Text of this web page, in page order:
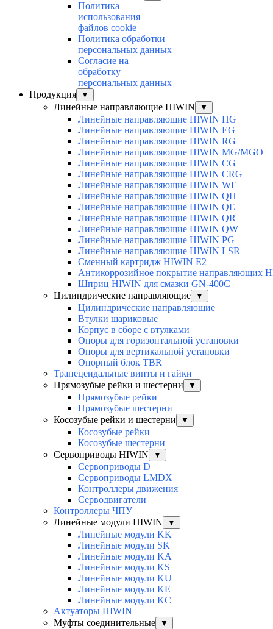
Политика
использования
файлов cookie
Политика обработки
персональных данных
Согласие на
обработку
персональных данных
Продукция
▼
Линейные направляющие HIWIN ▼
Линейные направляющие HIWIN HG
Линейные направляющие HIWIN EG
Линейные направляющие HIWIN RG
Линейные направляющие HIWIN MG/MGO
Линейные направляющие HIWIN CG
Линейные направляющие HIWIN CRG
Линейные направляющие HIWIN WE
Линейные направляющие HIWIN QH
Линейные направляющие HIWIN QE
Линейные направляющие HIWIN QR
Линейные направляющие HIWIN QW
Линейные направляющие HIWIN PG
Линейные направляющие HIWIN LSR
Сменный картридж HIWIN E2
Антикоррозийное покрытие направляющих
Шприц HIWIN для смазки GN-400C
Цилиндрические направляющие
▼
Цилиндрические направляющие
Втулки шариковые
Корпус в сборе с втулками
Опоры для горизонтальной установки
Опоры для вертикальной установки
Опорный блок TBR
Трапецеидальные винты и гайки
Прямозубые рейки и шестерни
▼
Прямозубые рейки
Прямозубые шестерни
Косозубые рейки и шестерни
▼
Косозубые рейки
Косозубые шестерни
Сервоприводы HIWIN
▼
Сервоприводы D
Сервоприводы LMDX
Контроллеры движения
Серводвигатели
Контроллеры ЧПУ
Линейные модули HIWIN
▼
Линейные модули KK
Линейные модули SK
Линейные модули KA
Линейные модули KS
Линейные модули KU
Линейные модули KE
Линейные модули KC
Актуаторы HIWIN
Муфты соединительные
▼